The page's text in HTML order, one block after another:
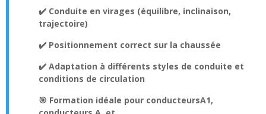
✔️ Conduite en virages (équilibre, inclinaison,
trajectoire)
✔️ Positionnement correct sur la chaussée
✔️ Adaptation à différents styles de conduite et
conditions de circulation
🎯 Formation idéale pour conducteursA1,